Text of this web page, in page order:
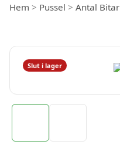
Hem > Pussel > Antal Bitar
Slut i lager